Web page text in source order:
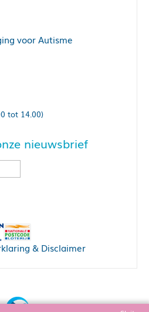
voor Autisme
tot 14.00)
nieuwsbrief
& Disclaimer